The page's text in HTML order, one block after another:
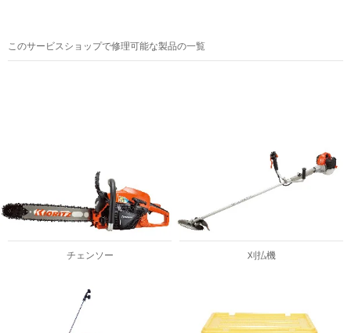
このサービスショップで修理可能な製品の一覧
チェンソー 刈払機